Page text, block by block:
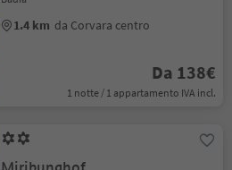
1.4 km da Corvara centro
Da 138€
1 notte / 1 appartamento IVA incl.